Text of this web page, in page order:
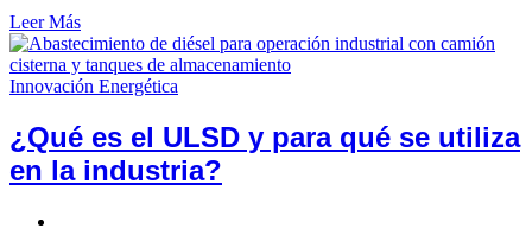
Leer Más
Innovación Energética
¿Qué es el ULSD y para qué se utiliza
en la industria?